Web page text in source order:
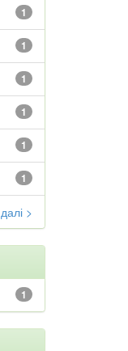
1
1
1
1
1
1
далі >
1